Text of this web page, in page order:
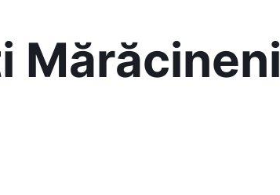
Mărăcineni